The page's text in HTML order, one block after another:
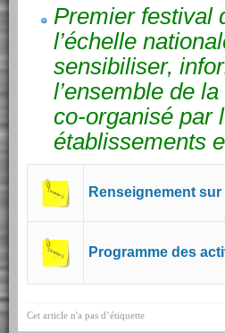
Premier festival
l’échelle
sensibiliser,
l’ensemble de
co-organisé par
établissements
Renseignement sur
Programme des
Cet article n'a pas d’étiquette